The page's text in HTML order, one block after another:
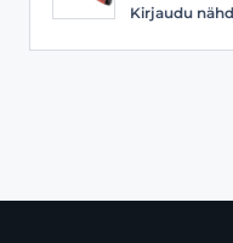
Kirjaudu